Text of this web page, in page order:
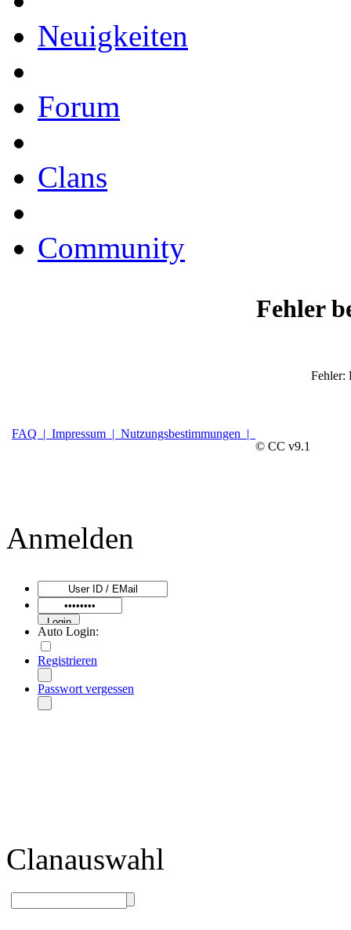
Neuigkeiten
Forum
Clans
Community
Fehler
Fehler:
FAQ | Impressum | Nutzungsbestimmungen |
© CC v9.1
Anmelden
Auto Login:
Registrieren
Passwort vergessen
Clanauswahl